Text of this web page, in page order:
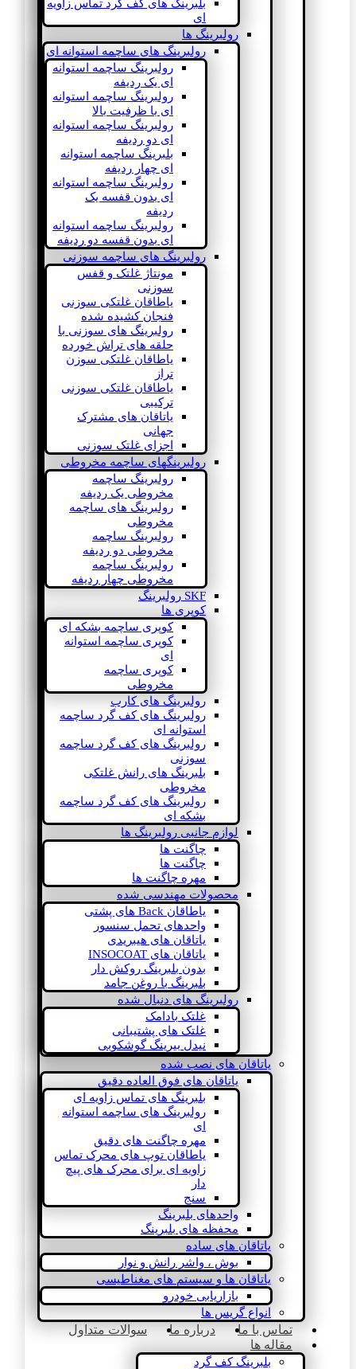
بلبرینگ های کف گرد تماس زاویه
ای
رولبرینگ ها
رولبرینگ های ساچمه استوانه ای
رولبرینگ ساچمه استوانه
ای یک ردیفه
رولبرینگ ساچمه استوانه
ای با ظرفیت بالا
رولبرینگ ساچمه استوانه
ای دو ردیفه
بلبرینگ ساچمه استوانه
ای چهار ردیفه
رولبرینگ ساچمه استوانه
ای بدون قفسه یک
ردیفه
رولبرینگ ساچمه استوانه
ای بدون قفسه دو ردیفه
رولبرینگ های ساچمه سوزنی
مونتاژ غلتک و قفس
سوزنی
یاطاقان غلتکی سوزنی
فنجان کشیده شده
رولبرینگ های سوزنی با
حلقه های تراش خورده
یاطاقان غلتکی سوزن
تراز
یاطاقان غلتکی سوزنی
ترکیبی
یاتاقان های مشترک
جهانی
اجزای غلتک سوزنی
رولبرینگهای ساچمه مخروطی
رولبرینگ ساچمه
مخروطی یک ردیفه
رولبرینگ های ساچمه
مخروطی
رولبرینگ ساچمه
مخروطی دو ردیفه
رولبرینگ ساچمه
مخروطی چهار ردیفه
SKF رولبرینگ
کوپری ها
کوپری ساچمه بشکه ای
کوپری ساچمه استوانه
ای
کوپری ساچمه
مخروطی
رولبرینگ های کارب
رولبرینگ های کف گرد ساچمه
استوانه ای
رولبرینگ های کف گرد ساچمه
سوزنی
بلبرینگ های رانش غلتکی
مخروطی
رولبرینگ های کف گرد ساچمه
بشکه ای
لوازم جانبی رولبرینگ ها
چاگنت ها
چاگنت ها
مهره چاگنت ها
محصولات مهندسی شده
یاطاقان Back های پشتی
واحدهای تحمل سنسور
یاتاقان های هیبریدی
یاتاقان های INSOCOAT
بدون بلبرینگ روکش دار
بلبرینگ با روغن جامد
رولبرینگ های دنبال شده
غلتک بادامک
غلتک های پشتیبانی
نیدل بیرینگ گوشکوبی
یاتاقان های نصب شده
یاتاقان های فوق العاده دقیق
بلبرینگ های تماس زاویه ای
رولبرینگ های ساچمه استوانه
ای
مهره چاگنت های دقیق
یاطاقان توپ های محرک تماس
زاویه ای برای محرک های پیچ
دار
سنج
واحدهای بلبرینگ
محفظه های بلبرینگ
یاتاقان های ساده
بوش ، واشر رانش و نوار
یاتاقان ها و سیستم های مغناطیسی
بازاریابی خودرو
انواع گریس ها
تماس با ما درباره ما
سوالات متداول
مقاله ها
بلبرینگ کف گرد